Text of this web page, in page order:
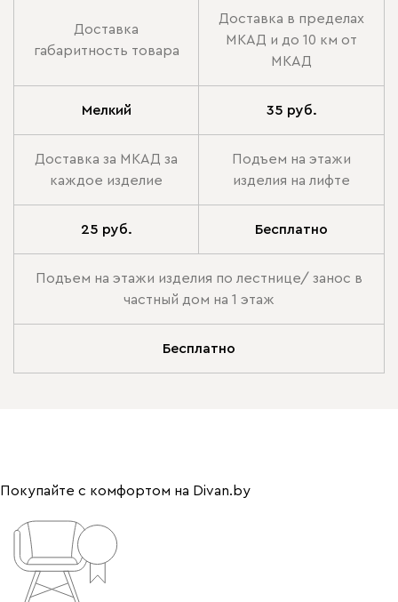
Доставка
габаритность товара
Доставка в пределах
МКАД и до 10 км от
МКАД
Мелкий 35 руб.
Доставка за МКАД за
каждое изделие
Подъем на этажи
изделия на лифте
25 руб. Бесплатно
Подъем на этажи изделия по лестнице/ занос в
частный дом на 1 этаж
Бесплатно
Покупайте с комфортом на Divan.by